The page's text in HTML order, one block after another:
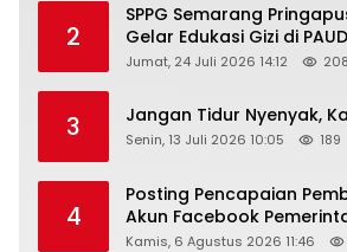
2
SPPG Semarang
Gelar Edukasi Gizi di
Peringati Hari Anak
Jumat, 24 Juli 2026 14:12 208
3 Jangan Tidur Nyenyak,
Senin, 13 Juli 2026 10:05 189
4
Posting Pencapaian
Akun Facebook
Rembang “Dirujak”
Kamis, 6 Agustus 2026 11:46